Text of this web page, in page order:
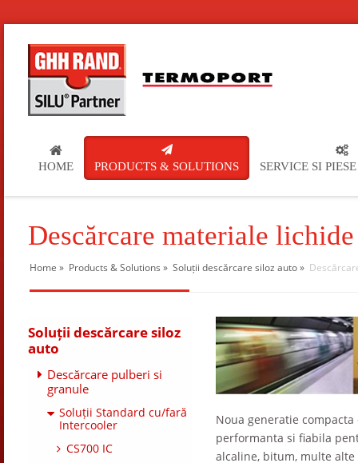
HOME PRODUCTS & SOLUTIONS SERVICE SI
Descărcare materiale lichide
Home » Products & Solutions » Soluții descărcare siloz auto»
Soluții descărcare siloz
auto
Descărcare pulberi si
granule
Soluții Standard cu/fară
Intercooler
CS700 IC
Noua generatie
performanta si fiabila
alcaline, bitum, multe